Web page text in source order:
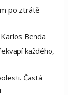
po ztrátě
Benda
každého,
Častá